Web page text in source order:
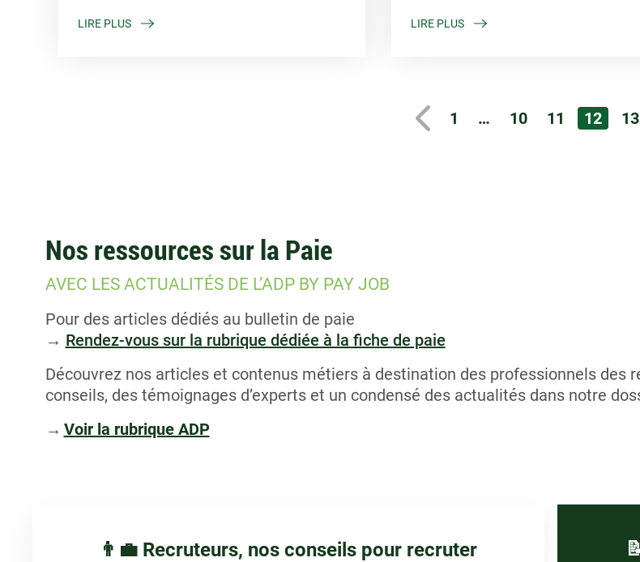
LIRE PLUS LIRE PLUS
1 … 10 11 12 13
Nos ressources sur la Paie
AVEC LES ACTUALITÉS DE L’ADP BY PAY JOB
Pour des articles dédiés au bulletin de paie
→ Rendez-vous sur la rubrique dédiée à la fiche de paie
Découvrez nos articles et contenus métiers à destination des professionnels des
conseils, des témoignages d’experts et un condensé des actualités dans notre
→ Voir la rubrique ADP
👨‍💼 Recruteurs, nos conseils pour recruter